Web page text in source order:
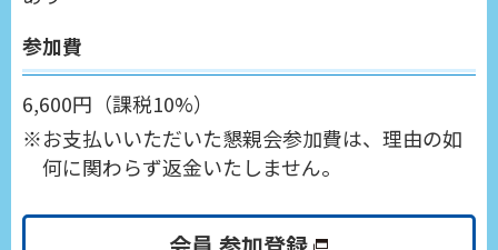
参加費
6,600円（課税10%）
お支払いいただいた懇親会参加費は、理由の如
何に関わらず返金いたしません。